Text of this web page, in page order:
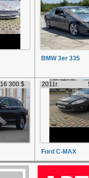
BMW 3er 335
16 300 $ 2011г.
Ford C-MAX